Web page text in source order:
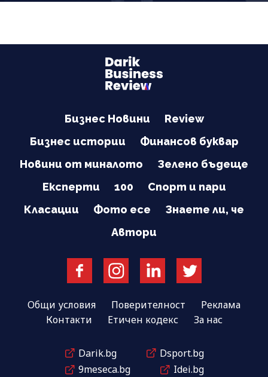
Бизнес Новини
Review
Бизнес истории
Финансов буквар
Новини от миналото
Зелено бъдеще
Експерти
100
Спорт и пари
Класации
Фото есе
Знаете ли, че
Автори
Общи условия Поверителност
Реклама
Контакти
Етичен кодекс За нас
Darik.bg
Dsport.bg
9meseca.bg
Idei.bg